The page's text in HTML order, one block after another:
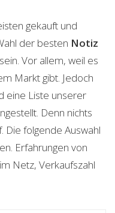
gekauft und
der besten Notiz
Vor allem, weil es
Markt gibt. Jedoch
eine Liste unserer
Denn nichts
Die folgende Auswahl
Erfahrungen von
Netz, Verkaufszahl